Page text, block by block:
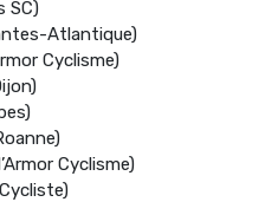
SC)
Atlantique)
Cyclisme)
Cyclisme)